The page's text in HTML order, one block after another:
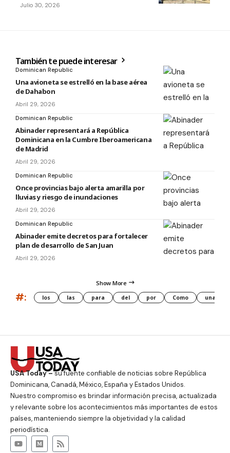
Julio 30, 2026
También te puede interesar
Dominican Republic
Una avioneta se estrelló en la base aérea
de Dahabon
Abril 29, 2026
Dominican Republic
Abinader representará a República
Dominicana en la Cumbre Iberoamericana
de Madrid
Abril 29, 2026
Dominican Republic
Once provincias bajo alerta amarilla por
lluvias y riesgo de inundaciones
Abril 29, 2026
Dominican Republic
Abinader emite decretos para fortalecer
plan de desarrollo de San Juan
Abril 29, 2026
Show More
#: los las para del por Como una
USA Today –su fuente confiable de noticias sobre República
Dominicana, Canadá, México, España y Estados Unidos.
Nuestro compromiso es brindar información precisa, actualizada
y relevante sobre los acontecimientos más importantes de estos
países, manteniendo siempre la objetividad y la calidad
periodística.